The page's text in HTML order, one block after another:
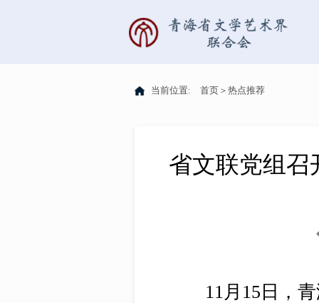
当前位置: 首页＞ 热点推荐
省文联党组召
11月15日，青